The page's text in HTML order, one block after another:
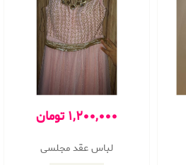
1,200,000 تومان
لباس عقد مجلسی